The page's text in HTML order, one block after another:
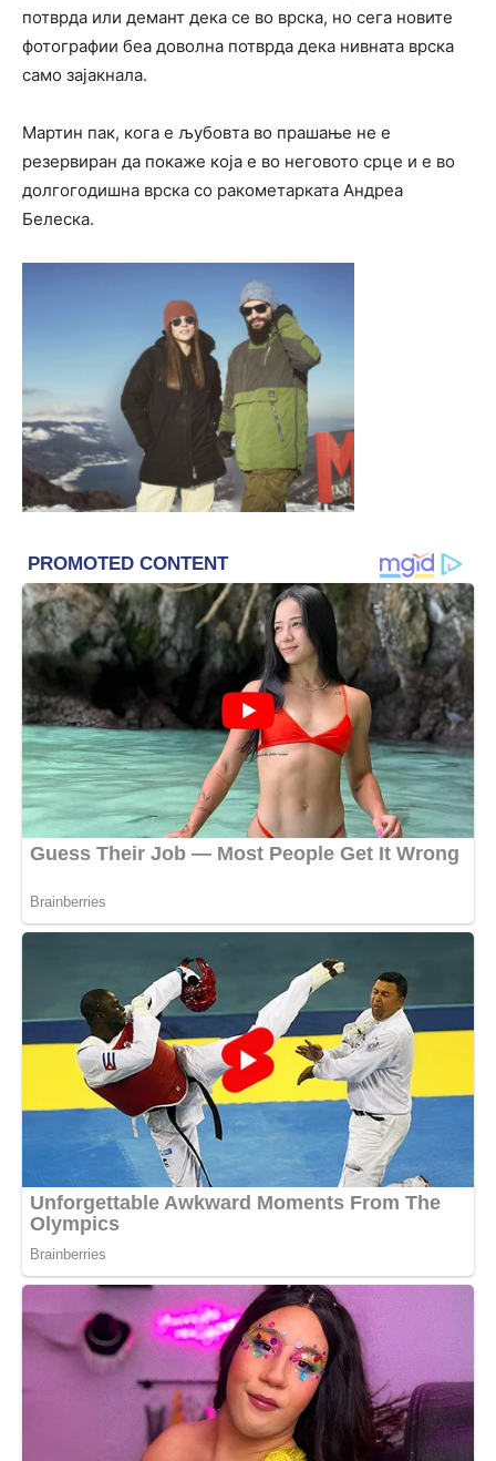
потврда или демант дека се во врска, но сега новите
фотографии беа доволна потврда дека нивната врска
само зајакнала.
Мартин пак, кога е љубовта во прашање не е
резервиран да покаже која е во неговото срце и е во
долгогодишна врска со ракометарката Андреа
Белеска.